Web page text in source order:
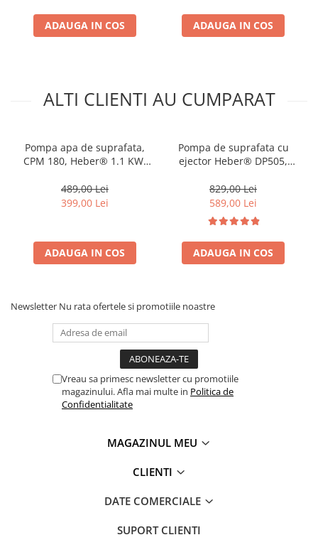
ADAUGA IN COS ADAUGA IN COS
ALTI CLIENTI AU CUMPARAT
Pompa apa de suprafata,
CPM 180, Heber® 1.1 KW,
inaltime refulare 40 m
489,00 Lei
399,00 Lei
ADAUGA IN COS
Pompa de suprafata cu
ejector Heber® DP505,
maxima de absorbtie 40m,
debit 100 l/min
829,00 Lei
589,00 Lei
ADAUGA IN COS
Newsletter Nu rata ofertele si promotiile noastre
Vreau sa primesc newsletter cu promotiile
magazinului. Afla mai multe in Politica de
Confidentialitate
MAGAZINUL MEU
CLIENTI
DATE COMERCIALE
SUPORT CLIENTI